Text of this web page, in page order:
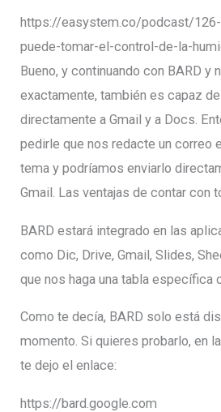
https://easystem.co/podcast/
puede-tomar-el-control-de-la-
Bueno, y continuando con BARD y
exactamente, también es capaz
directamente a Gmail y a Docs.
pedirle que nos redacte un correo
tema y podríamos enviarlo
Gmail. Las ventajas de contar con
BARD estará integrado en las
como Dic, Drive, Gmail, Slides,
que nos haga una tabla específica
Como te decía, BARD solo está
momento. Si quieres probarlo, en
te dejo el enlace:
https://bard.google.com